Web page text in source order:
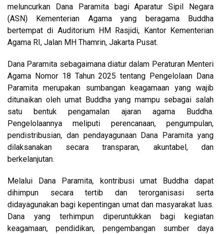
meluncurkan Dana Paramita bagi Aparatur Sipil Negara
(ASN) Kementerian Agama yang beragama Buddha
bertempat di Auditorium HM Rasjidi, Kantor Kementerian
Agama RI, Jalan MH Thamrin, Jakarta Pusat.
Dana Paramita sebagaimana diatur dalam Peraturan Menteri
Agama Nomor 18 Tahun 2025 tentang Pengelolaan Dana
Paramita merupakan sumbangan keagamaan yang wajib
ditunaikan oleh umat Buddha yang mampu sebagai salah
satu bentuk pengamalan ajaran agama Buddha.
Pengelolaannya meliputi perencanaan, pengumpulan,
pendistribusian, dan pendayagunaan Dana Paramita yang
dilaksanakan secara transparan, akuntabel, dan
berkelanjutan.
Melalui Dana Paramita, kontribusi umat Buddha dapat
dihimpun secara tertib dan terorganisasi serta
didayagunakan bagi kepentingan umat dan masyarakat luas.
Dana yang terhimpun diperuntukkan bagi kegiatan
keagamaan, pendidikan, pengembangan sumber daya